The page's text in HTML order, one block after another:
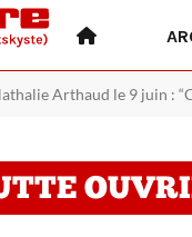
Arthaud le 9 juin :